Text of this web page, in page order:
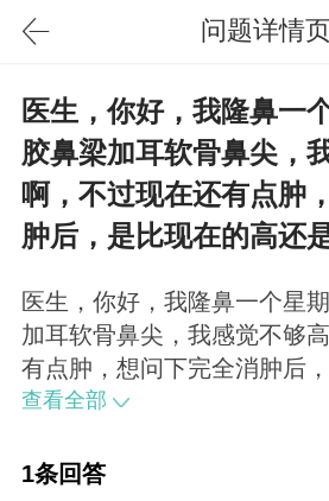
问题详情页
医生，你好，我隆鼻一
胶鼻梁加耳软骨鼻尖，
啊，不过现在还有点肿
肿后，是比现在的高还
医生，你好，我隆鼻一个星
加耳软骨鼻尖，我感觉不够
有点肿，想问下完全消肿后
是低啊？谢谢！请问你一共花
查看全部
1条回答